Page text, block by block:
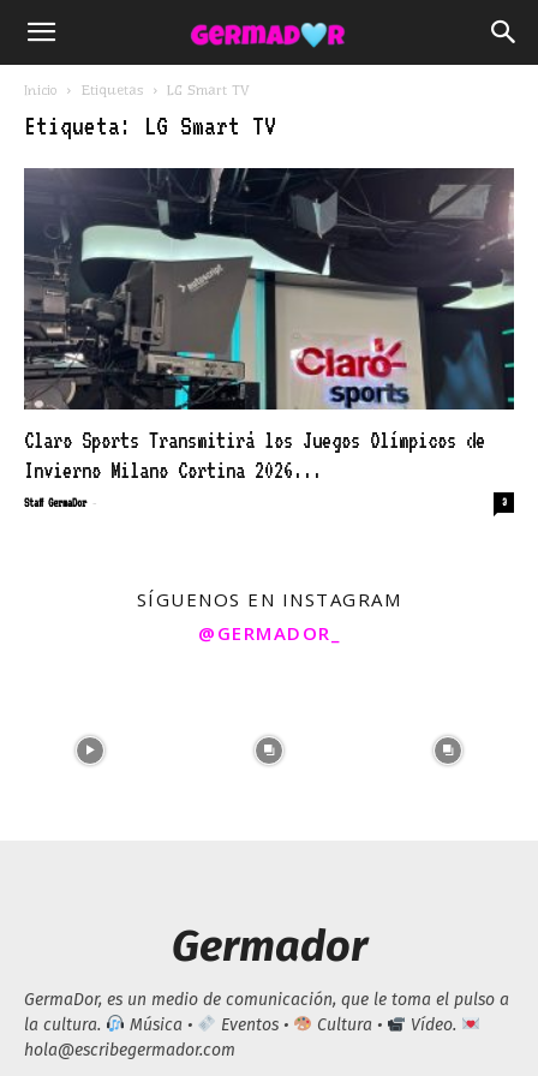
Inicio Etiquetas LG Smart TV
Etiqueta: LG Smart TV
Claro Sports Transmitirá los Juegos Olímpicos de
Invierno Milano Cortina 2026...
Staff GermaDor - 3
SÍGUENOS EN INSTAGRAM
@GERMADOR_
Germador
GermaDor, es un medio de comunicación, que le toma el pulso a
la cultura.
Música • Eventos • Cultura •
Vídeo.
hola@escribegermador.com